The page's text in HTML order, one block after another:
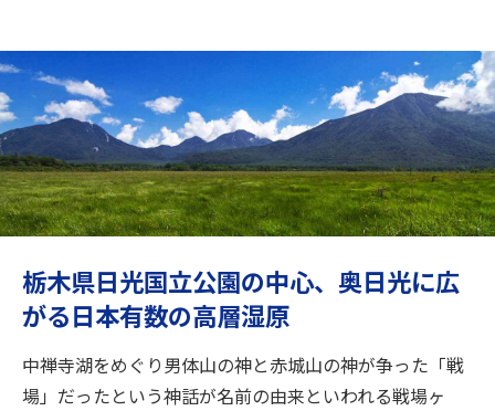
行き先
旅のお役立ち情報
閉じる
栃木県日光国立公園の中心、奥日光に広
がる日本有数の高層湿原
中禅寺湖をめぐり男体山の神と赤城山の神が争った「戦
場」だったという神話が名前の由来といわれる戦場ヶ